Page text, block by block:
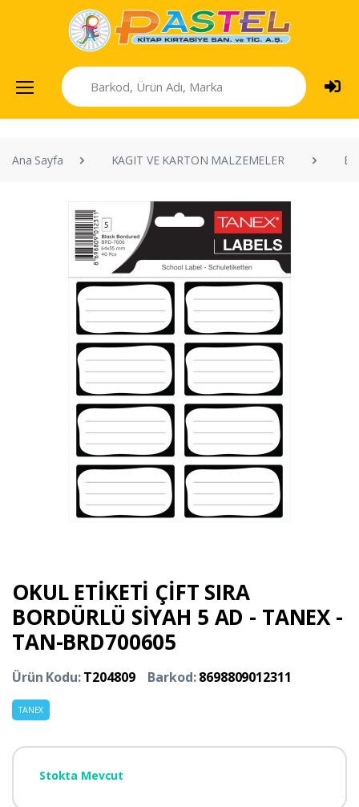
Ana Sayfa KAGIT VE KARTON MALZEMELER
OKUL ETİKETİ ÇİFT SIRA
BORDÜRLÜ SİYAH 5 AD - TANEX -
TAN-BRD700605
Ürün Kodu:T204809 Barkod:8698809012311
TANEX
Stokta Mevcut